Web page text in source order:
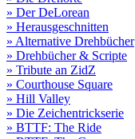
» Der DeLorean
» Herausgeschnitten
» Alternative Drehbücher
» Drehbücher & Scripte
» Tribute an ZidZ
» Courthouse Square
» Hill Valley
» Die Zeichentrickserie
» BTTF: The Ride